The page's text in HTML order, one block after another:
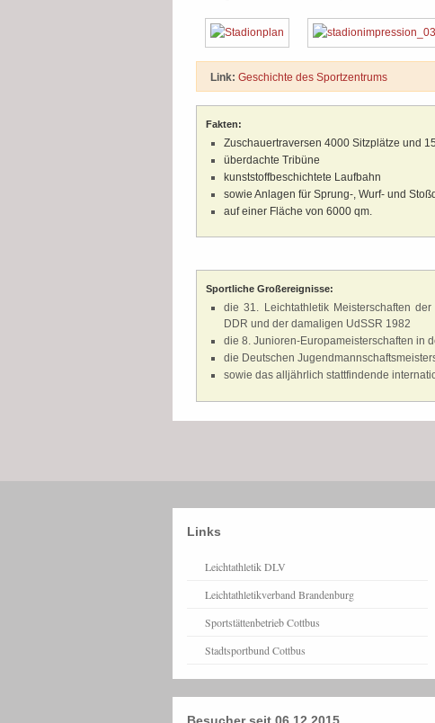
Link: Geschichte des Sportzentrums
Fakten:
Zuschauertraversen 4000 Sitzplätze und
überdachte Tribüne
kunststoffbeschichtete Laufbahn
sowie Anlagen für Sprung-, Wurf- und
auf einer Fläche von 6000 qm.
Sportliche Großereignisse:
die 31. Leichtathletik Meisterschaften
DDR und der damaligen UdSSR 1982
die 8. Junioren-Europameisterschaften in
die Deutschen
sowie das alljährlich stattfindende
Links
Leichtathletik DLV
Leichtathletikverband Brandenburg
Sportstättenbetrieb Cottbus
Stadtsportbund Cottbus